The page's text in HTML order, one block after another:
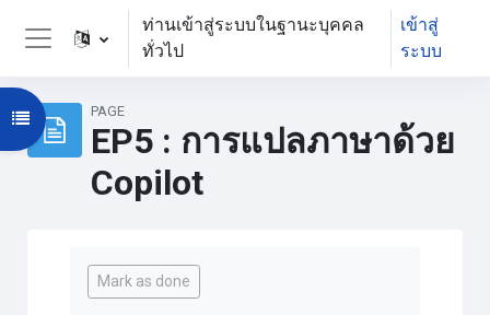
ข้ามไปที่เนื้อหาหลัก
Side panel
ท่านเข้าสู่ระบบในฐานะบุคคล
ทั่วไป
เข้าสู่
ระบบ
PAGE
EP5 : การแปลภาษาด้วย
Copilot
Open course index
Mark as done